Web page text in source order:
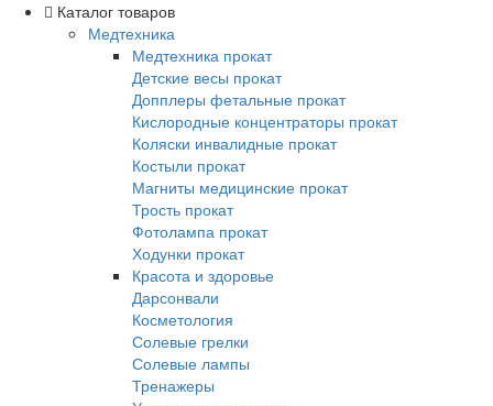
Каталог товаров
Медтехника
Медтехника прокат
Детские весы прокат
Допплеры фетальные прокат
Кислородные концентраторы прокат
Коляски инвалидные прокат
Костыли прокат
Магниты медицинские прокат
Трость прокат
Фотолампа прокат
Ходунки прокат
Красота и здоровье
Дарсонвали
Косметология
Солевые грелки
Солевые лампы
Тренажеры